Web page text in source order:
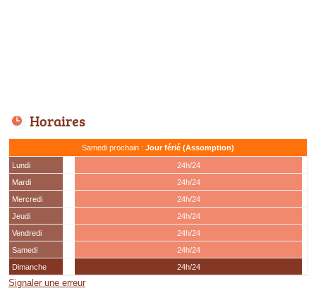
Horaires
Samedi prochain : Jour férié (Assomption)
Lundi
24h/24
Mardi
24h/24
Mercredi
24h/24
Jeudi
24h/24
Vendredi
24h/24
Samedi
24h/24
Dimanche
24h/24
Signaler une erreur